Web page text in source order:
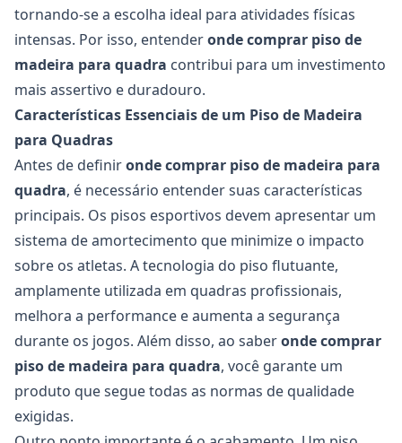
tornando-se a escolha ideal para atividades físicas
intensas. Por isso, entenderonde comprar piso de
madeira para quadra contribui para um investimento
mais assertivo e duradouro.
Características Essenciais de um Piso de Madeira
para Quadras
Antes de definironde comprar piso de madeira para
quadra, é necessário entender suas características
principais. Os pisos esportivos devem apresentar um
sistema de amortecimento que minimize o impacto
sobre os atletas. A tecnologia do piso flutuante,
amplamente utilizada em quadras profissionais,
melhora a performance e aumenta a segurança
durante os jogos. Além disso, ao saberonde comprar
piso de madeira para quadra, você garante um
produto que segue todas as normas de qualidade
exigidas.